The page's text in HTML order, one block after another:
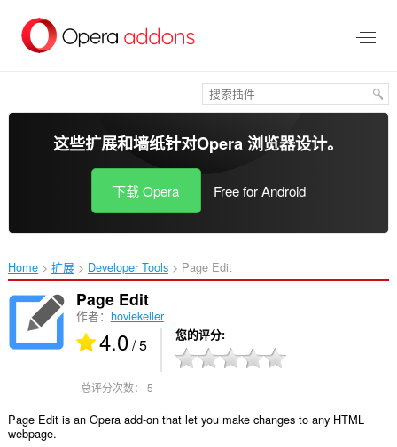
这些扩展和墙纸针对Opera 浏览器设计。
下载 Opera Free for Android
Home 扩展 Developer Tools Page Edit‎
Page Edit
作者： hoviekeller
4.0/ 5 您的评分
总评分次数： 5
Page Edit is an Opera add-on that let you make changes to any HTML
webpage.